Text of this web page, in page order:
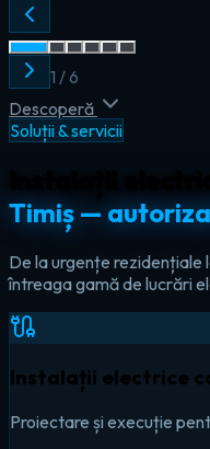
2 /6
Descoperă
Soluții & servicii
Timiș —
De la urgențe
întreaga gamă de lucrări
Instalații electrice
Proiectare și execuție